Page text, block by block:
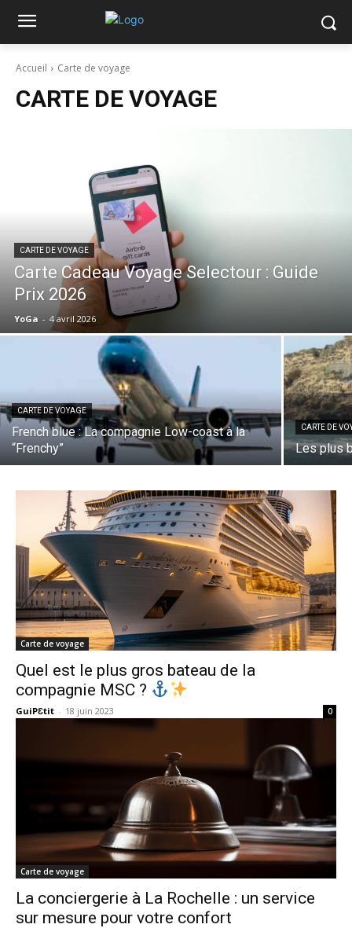
Accueil Carte de voyage
CARTE DE VOYAGE
CARTE DE VOYAGE
Carte Cadeau Voyage Selectour : Guide
Prix 2026
YoGa - 4 avril 2026
CARTE DE VOYAGE
French blue : La compagnie Low-coast à la
“Frenchy”
CARTE DE
Les plus
Carte de voyage
Quel est le plus gros bateau de la
compagnie MSC ?
GuiPƐtit - 18 juin 2023 0
Carte de voyage
La conciergerie à La Rochelle : un service
sur mesure pour votre confort